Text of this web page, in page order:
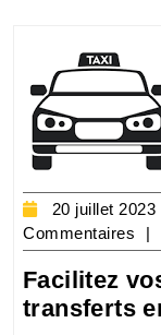
20 juillet 2023
Commentaires
Facilitez
transferts